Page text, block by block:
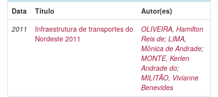
Data
Título
Autor(es)
2011
Infraestrutura de transportes do
Nordeste 2011
OLIVEIRA, Hamilton
Reis de; LIMA,
Mônica de Andrade;
MONTE, Kerlen
Andrade do;
MILITÃO, Vivianne
Benevides